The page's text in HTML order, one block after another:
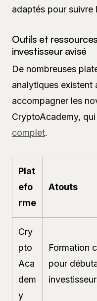
adaptés pour suivre
Outils et
investisseur avisé
De nombreuses
analytiques existent
accompagner les
CryptoAcademy,
complet.
Plat
efo
rme
Atouts
Cry
pto
Aca
dem
y
Formation
pour